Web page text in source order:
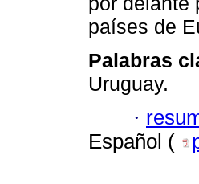
países de
Palabras
Uruguay.
·
Español (